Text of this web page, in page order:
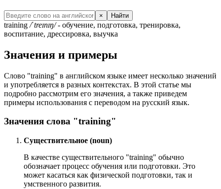
× Найти
training /ˈtreɪnɪŋ/- обучение, подготовка, тренировка,
воспитание, дрессировка, выучка
Значения и примеры
Слово "training" в английском языке имеет несколько значений
и употребляется в разных контекстах. В этой статье мы
подробно рассмотрим его значения, а также приведем
примеры использования с переводом на русский язык.
Значения слова "training"
Существительное (noun)
В качестве существительного "training" обычно
обозначает процесс обучения или подготовки. Это
может касаться как физической подготовки, так и
умственного развития.